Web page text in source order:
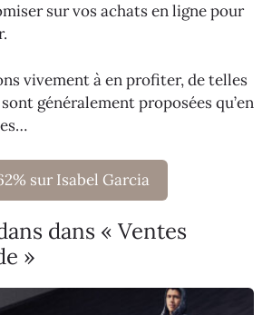
sur vos achats en ligne pour
vivement à en profiter, de telles
généralement proposées qu’en
sur Isabel Garcia
dans « Ventes
»